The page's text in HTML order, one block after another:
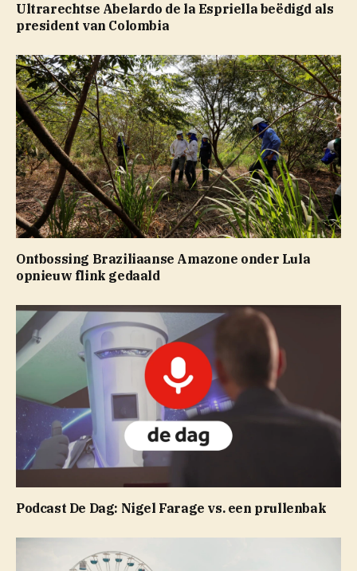
Ultrarechtse Abelardo de la Espriella beëdigd als
president van Colombia
Ontbossing Braziliaanse Amazone onder Lula
opnieuw flink gedaald
Podcast De Dag: Nigel Farage vs. een prullenbak